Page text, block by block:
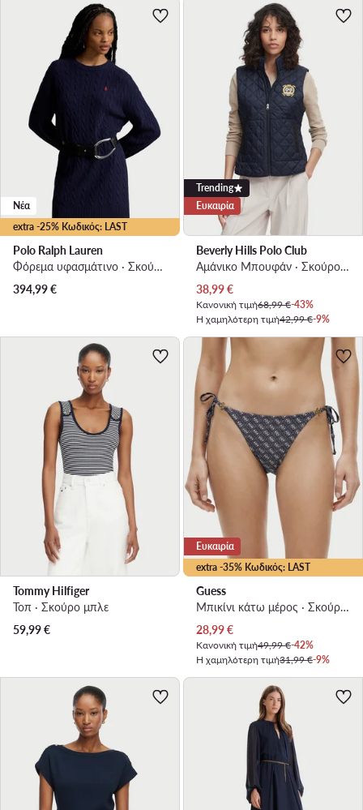
extra -25% Κωδικός: LAST
Νέα
Polo Ralph Lauren
Φόρεμα υφασμάτινο · Σκούρο μπλε · Mini
394,99€
Trending
Ευκαιρία
Beverly Hills Polo Club
Αμάνικο Μπουφάν · Σκούρο μπλε
Τρέχουσα τιμή
38,99€
Κανονική τιμή68,99 €-43%
Η χαμηλότερη τιμή42,99 €-9%
Tommy Hilfiger
Τοπ · Σκούρο μπλε
59,99€
extra -35% Κωδικός: LAST
Ευκαιρία
Guess
Μπικίνι κάτω μέρος · Σκούρο μπλε
Τρέχουσα τιμή
28,99€
Κανονική τιμή49,99 €-42%
Η χαμηλότερη τιμή31,99 €-9%